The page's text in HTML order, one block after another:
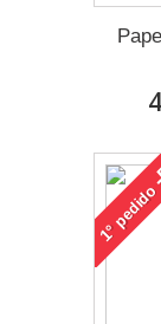
1°
pedido